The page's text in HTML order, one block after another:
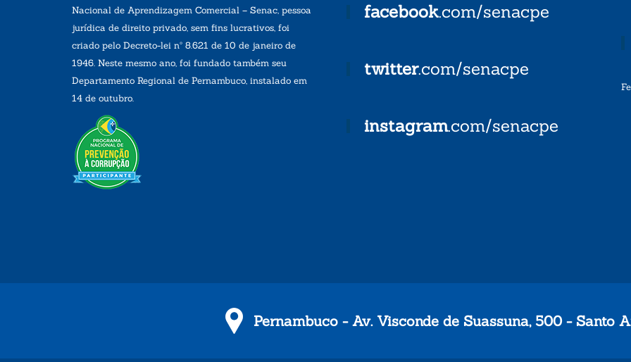
Nacional de Aprendizagem Comercial – Senac, pessoa
jurídica de direito privado, sem fins lucrativos, foi
criado pelo Decreto-lei nº 8.621 de 10 de janeiro de
1946. Neste mesmo ano, foi fundado também seu
Departamento Regional de Pernambuco, instalado em
14 de outubro.
facebook.com/senacpe
twitter.com/senacpe
instagram.com/senacpe
Pernambuco - Av. Visconde de Suassuna, 500 - Santo